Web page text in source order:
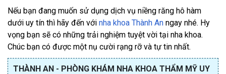
Nếu bạn đang muốn sử dụng dịch vụ niềng răng hô hàm
dưới uy tín thì hãy đến với nha khoa Thành An ngay nhé. Hy
vọng bạn sẽ có những trải nghiệm tuyệt vời tại nha khoa.
Chúc bạn có được một nụ cười rạng rỡ và tự tin nhất.
THÀNH AN - PHÒNG KHÁM NHA KHOA THẨM MỸ UY